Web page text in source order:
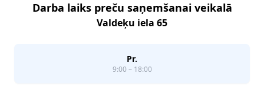
Darba laiks preču saņemšanai veikalā
Valdeķu iela 65
Pr.
9:00 – 18:00